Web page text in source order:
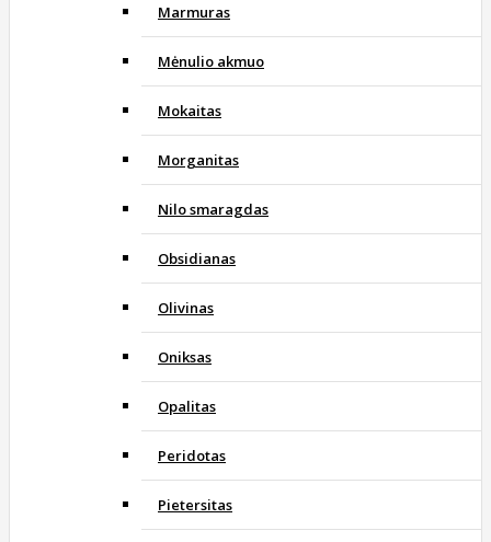
Marmuras
Mėnulio akmuo
Mokaitas
Morganitas
Nilo smaragdas
Obsidianas
Olivinas
Oniksas
Opalitas
Peridotas
Pietersitas